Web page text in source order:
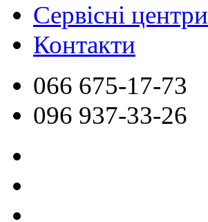
Сервісні центри
Контакти
066 675-17-73
096 937-33-26